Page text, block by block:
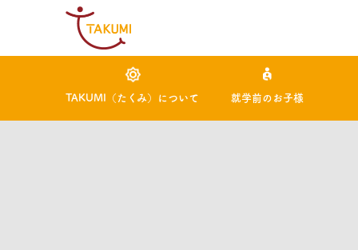
TAKUMI（たくみ）について 就学前のお子様